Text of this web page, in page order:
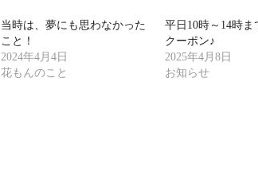
当時は、夢にも思わなかった
こと！
2024年4月4日
花もんのこと
平日10時～14時ま
クーポン♪
2025年4月8日
お知らせ